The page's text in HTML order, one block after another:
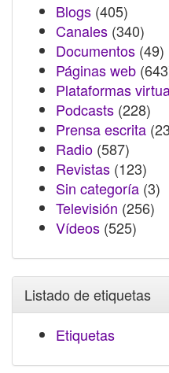
Blogs (405)
Canales (340)
Documentos (49)
Páginas web
Plataformas
Podcasts (228)
Prensa escrita
Radio (587)
Revistas (123)
Sin categoría (3)
Televisión (256)
Vídeos (525)
Listado de etiquetas
Etiquetas